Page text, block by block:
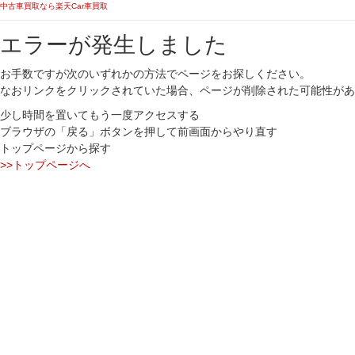
中古車買取なら楽天Car車買取
エラーが発生しました
お手数ですが次のいずれかの方法でページをお探しください。
なおリンクをクリックされていた場合、ページが削除された可能性が
少し時間を置いてもう一度アクセスする
ブラウザの「戻る」ボタンを押して前画面からやり直す
トップページから探す
>>トップページへ